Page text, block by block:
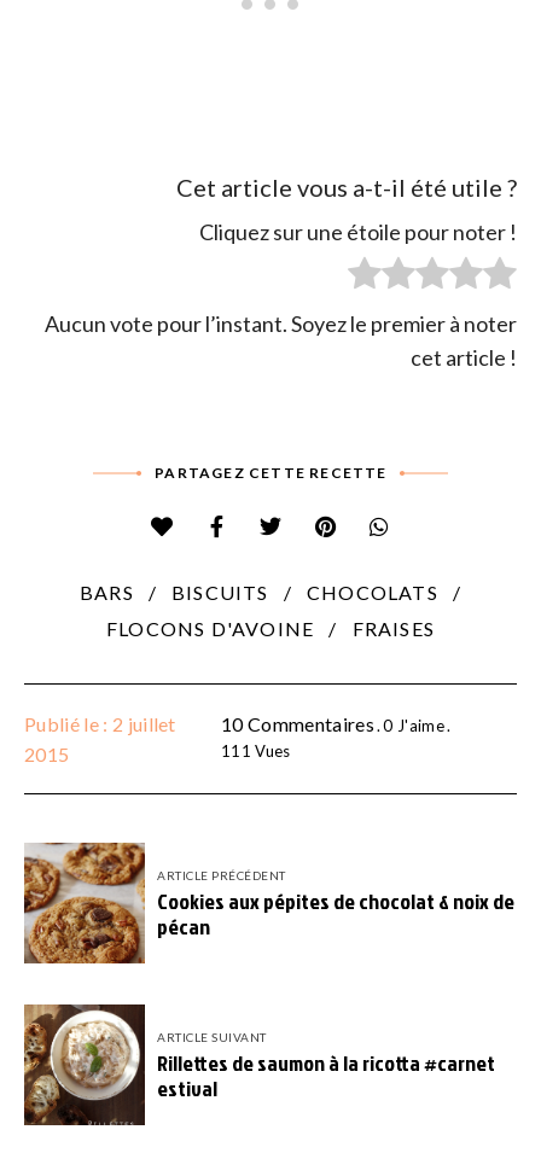
Cet article vous a-t-il été utile ?
Cliquez sur une étoile pour noter !
Aucun vote pour l’instant. Soyez le premier à noter
cet article !
PARTAGEZ CETTE RECETTE
BARS BISCUITS
CHOCOLATS
FLOCONS D'AVOINE
FRAISES
Publié le : 2 juillet
2015
10 Commentaires 0 J'aime
111 Vues
ARTICLE PRÉCÉDENT
Cookies aux pépites de chocolat & noix de
pécan
ARTICLE SUIVANT
Rillettes de saumon à la ricotta #carnet
estival